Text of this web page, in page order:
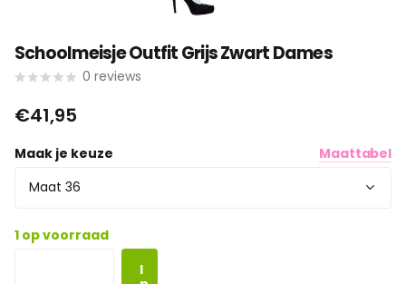
Schoolmeisje Outfit Grijs Zwart Dames
0 reviews
€41,95
Maak je keuze Maattabel
1 op voorraad
I